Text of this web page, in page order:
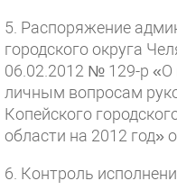
5. Распоряжение
городского округа
06.02.2012 № 129-р
личным вопросам
Копейского
области на 2012 год»
6. Контроль